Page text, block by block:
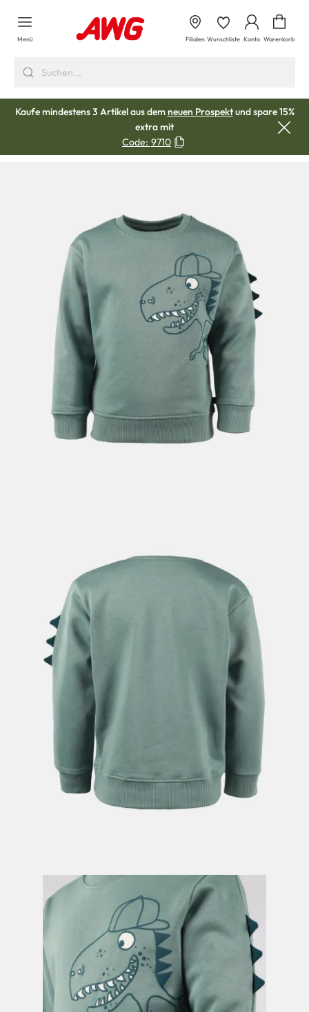
springen
Menü Filialen Wunschliste Konto Warenkorb
Kaufe mindestens 3 Artikel aus demneuen Prospektund spare 15%
extra mit
Code: 9710